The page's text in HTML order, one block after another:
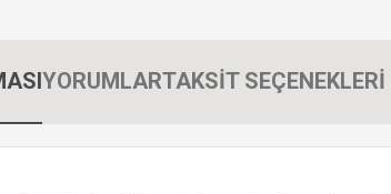
YORUMLARTAKSİT SEÇENEKLERİ